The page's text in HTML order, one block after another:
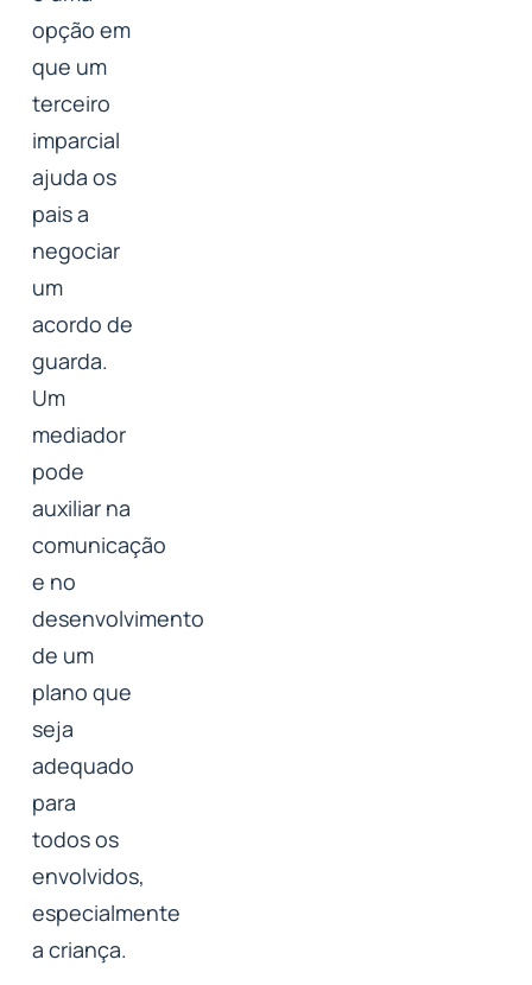
opção em
que um
terceiro
imparcial
ajuda os
pais a
negociar
um
acordo de
guarda.
Um
mediador
pode
auxiliar na
comunicação
e no
desenvolvimento
de um
plano que
seja
adequado
para
todos os
envolvidos,
especialmente
a criança.